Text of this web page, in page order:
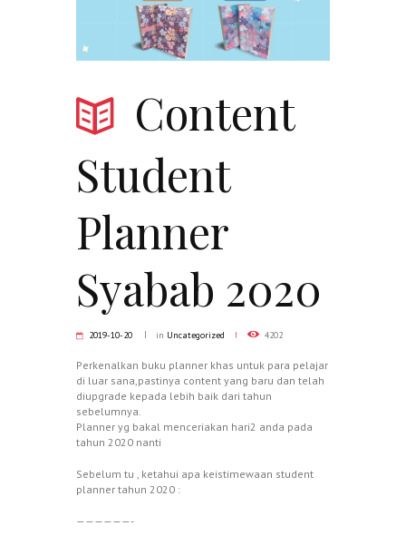
Content
Student
Planner
Syabab 2020
2019-10-20 in Uncategorized 4202
Perkenalkan buku planner khas untuk para pelajar
di luar sana,pastinya content yang baru dan telah
diupgrade kepada lebih baik dari tahun
sebelumnya.
Planner yg bakal menceriakan hari2 anda pada
tahun 2020 nanti
Sebelum tu , ketahui apa keistimewaan student
planner tahun 2020 :
——————-